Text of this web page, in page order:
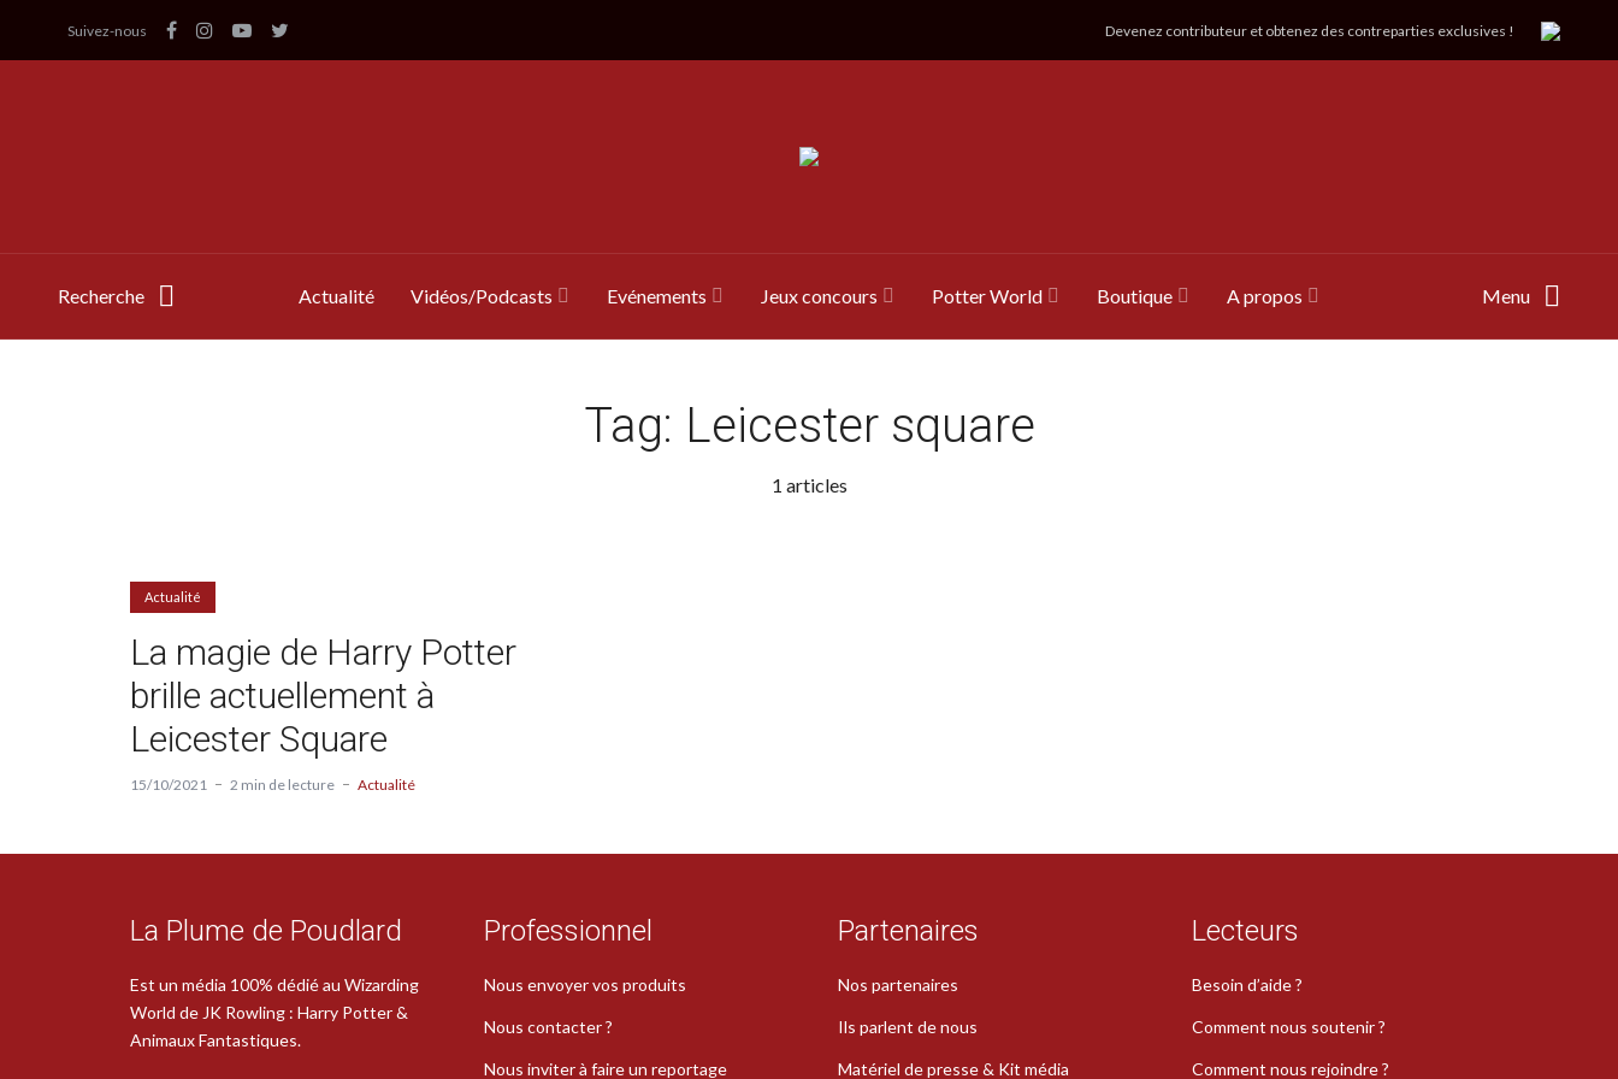
Suivez-nous Devenez contributeur et obtenez des contreparties exclusives !
Recherche Actualité Vidéos/Podcasts Evénements Jeux concours Potter World Boutique A propos Menu
Tag: Leicester square
1 articles
Actualité
La magie de Harry Potter
brille actuellement à
Leicester Square
15/10/2021 2 min de lecture Actualité
La Plume de Poudlard
Est un média 100% dédié au Wizarding
World de JK Rowling : Harry Potter &
Animaux Fantastiques.
Professionnel
Nous envoyer vos produits
Nous contacter ?
Nous inviter à faire un reportage
Partenaires
Nos partenaires
Ils parlent de nous
Matériel de presse & Kit média
Lecteurs
Besoin d’aide ?
Comment nous soutenir ?
Comment nous rejoindre ?